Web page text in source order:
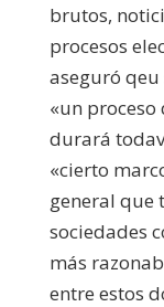
brutos,
procesos
aseguró
«un proceso
durará
«cierto
general que
sociedades
más
entre estos